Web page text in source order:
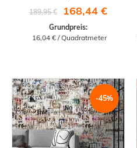
189,95 €
168,44 €
Grundpreis:
16,04 € / Quadratmeter
-45%